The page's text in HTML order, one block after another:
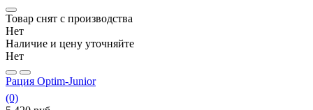
Товар снят с производства
Нет
Наличие и цену уточняйте
Нет
Рация Optim-Junior
(0)